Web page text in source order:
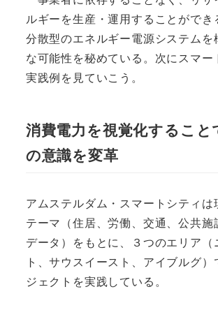
ルギーを生産・運用することができ
分散型のエネルギー電源システムを
な可能性を秘めている。次にスマー
実践例を見ていこう。
消費電力を視覚化すること
の意識を変革
アムステルダム・スマートシティは
テーマ（住居、労働、交通、公共施
データ）をもとに、３つのエリア（
ト、サウスイースト、アイブルグ）
ジェクトを実践している。